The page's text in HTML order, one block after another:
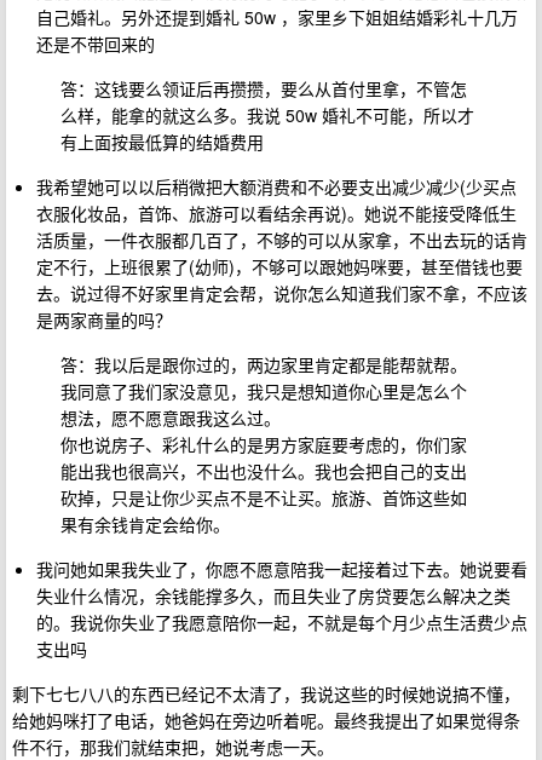
自己婚礼。另外还提到婚礼 50w ，家里乡下姐姐结婚彩礼十几万
还是不带回来的
答：这钱要么领证后再攒攒，要么从首付里拿，不管怎
么样，能拿的就这么多。我说 50w 婚礼不可能，所以才
有上面按最低算的结婚费用
我希望她可以以后稍微把大额消费和不必要支出减少减少(少买点
衣服化妆品，首饰、旅游可以看结余再说)。她说不能接受降低生
活质量，一件衣服都几百了，不够的可以从家拿，不出去玩的话肯
定不行，上班很累了(幼师)，不够可以跟她妈咪要，甚至借钱也要
去。说过得不好家里肯定会帮，说你怎么知道我们家不拿，不应该
是两家商量的吗？
答：我以后是跟你过的，两边家里肯定都是能帮就帮。
我同意了我们家没意见，我只是想知道你心里是怎么个
想法，愿不愿意跟我这么过。
你也说房子、彩礼什么的是男方家庭要考虑的，你们家
能出我也很高兴，不出也没什么。我也会把自己的支出
砍掉，只是让你少买点不是不让买。旅游、首饰这些如
果有余钱肯定会给你。
我问她如果我失业了，你愿不愿意陪我一起接着过下去。她说要看
失业什么情况，余钱能撑多久，而且失业了房贷要怎么解决之类
的。我说你失业了我愿意陪你一起，不就是每个月少点生活费少点
支出吗
剩下七七八八的东西已经记不太清了，我说这些的时候她说搞不懂，
给她妈咪打了电话，她爸妈在旁边听着呢。最终我提出了如果觉得条
件不行，那我们就结束把，她说考虑一天。